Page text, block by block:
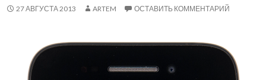
27 АВГУСТА 2013 ARTEM ОСТАВИТЬ КОММЕНТАРИЙ